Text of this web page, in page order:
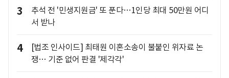
3
추석 전 '민생지원금' 또 푼다…1인당 최대 50만원 어디
서 받나
4
[법조 인사이드] 최태원 이혼소송이 불붙인 위자료 논
쟁… 기준 없어 판결 '제각각'